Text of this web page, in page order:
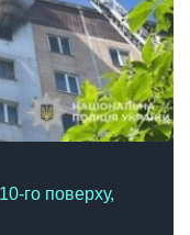
го поверху,